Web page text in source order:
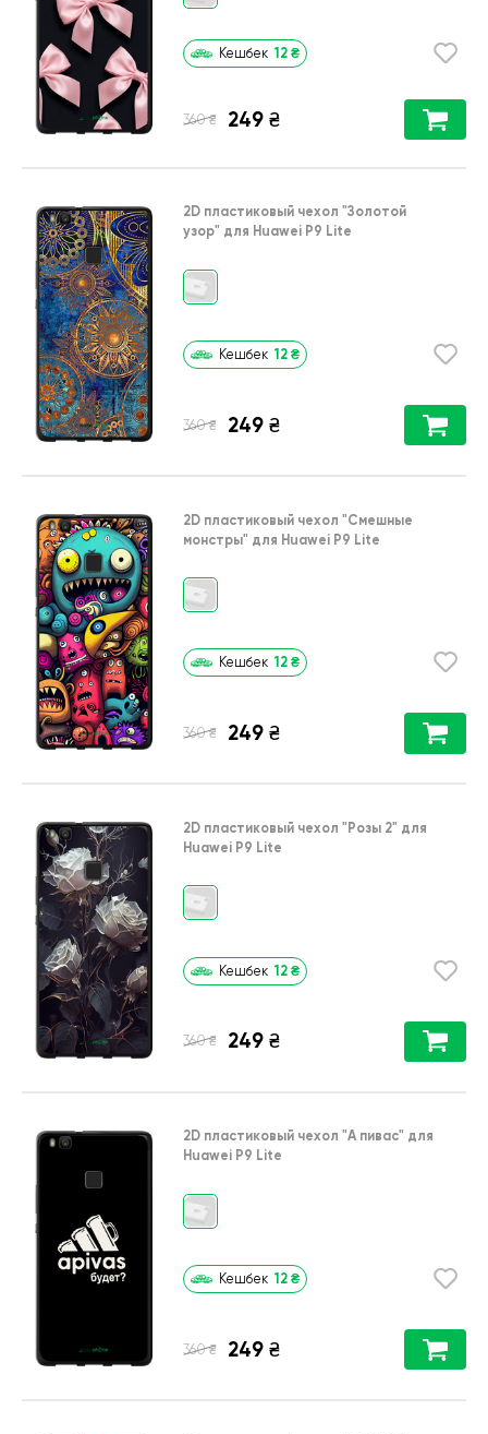
Кешбек 12 ₴
360 ₴ 249 ₴
2D пластиковый чехол "Золотой
узор" для Huawei P9 Lite
Кешбек 12 ₴
360 ₴ 249 ₴
2D пластиковый чехол "Cмешные
монстры" для Huawei P9 Lite
Кешбек 12 ₴
360 ₴ 249 ₴
2D пластиковый чехол "Розы 2" для
Huawei P9 Lite
Кешбек 12 ₴
360 ₴ 249 ₴
2D пластиковый чехол "А пивас" для
Huawei P9 Lite
Кешбек 12 ₴
360 ₴ 249 ₴